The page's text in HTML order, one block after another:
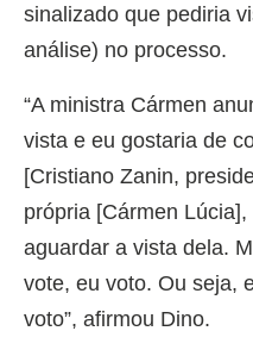
sinalizado que pediria
análise) no processo.
“A ministra Cármen
vista e eu gostaria de
[Cristiano Zanin,
própria [Cármen
aguardar a vista dela.
vote, eu voto. Ou seja,
voto”, afirmou Dino.